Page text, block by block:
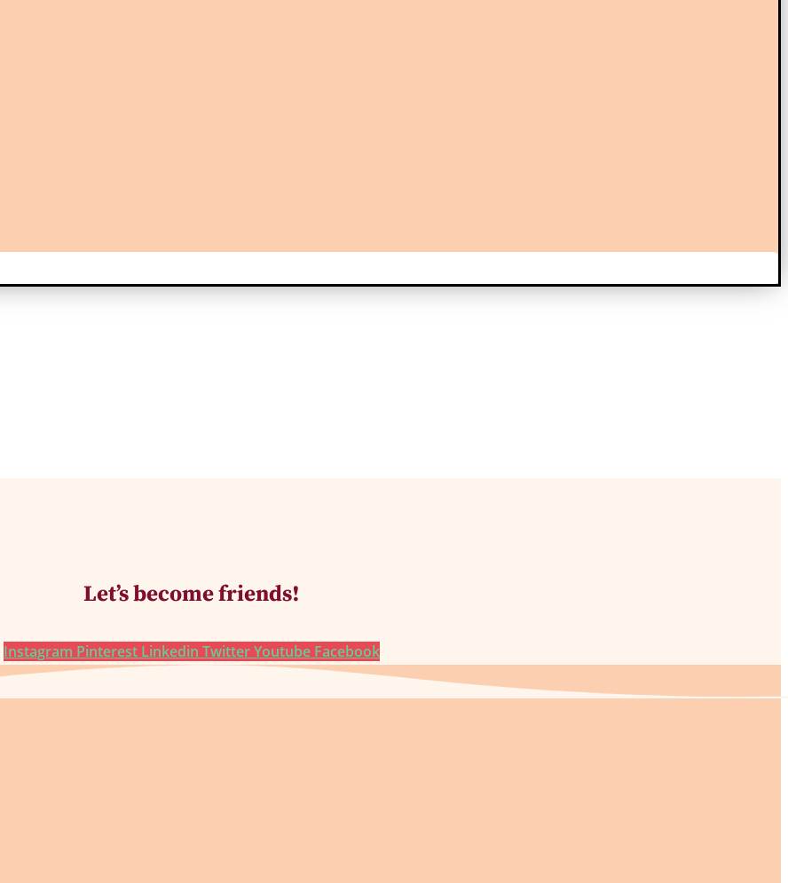
Let’s become friends!
Instagram Pinterest Linkedin TwitterYoutube Facebook